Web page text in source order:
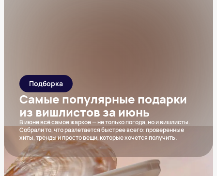
Подборка
Самые популярные подарки
из вишлистов за июнь
В июне всё самое жаркое — не только погода, но и вишлисты.
Собрали то, что разлетается быстрее всего: проверенные
хиты, тренды и просто вещи, которые хочется получить.